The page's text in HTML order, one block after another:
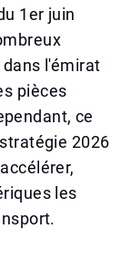
1er juin
l'émirat
pièces
ce
2026
les